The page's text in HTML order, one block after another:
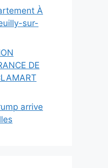
À
sur-
DE
arrive